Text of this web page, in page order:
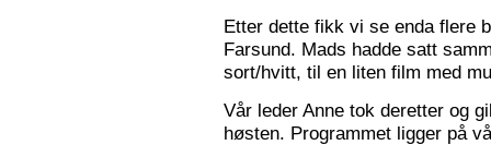
Etter dette fikk vi se enda flere
Farsund. Mads hadde satt
sort/hvitt, til en liten film med
Vår leder Anne tok deretter og
høsten. Programmet ligger på